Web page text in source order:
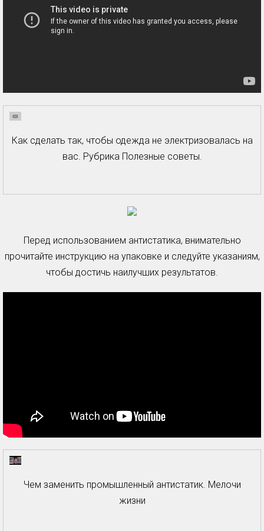
Как сделать так, чтобы одежда не электризовалась на
вас. Рубрика Полезные советы.
Перед использованием антистатика, внимательно
прочитайте инструкцию на упаковке и следуйте указаниям,
чтобы достичь наилучших результатов.
Чем заменить промышленный антистатик. Мелочи
жизни